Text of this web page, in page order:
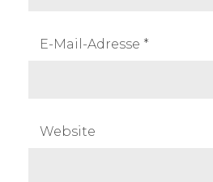
E-Mail-Adresse *
Website